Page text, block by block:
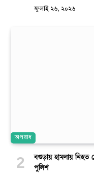
জুলাই ২৬, ২০২৬
অপরাধ
বগুড়ায় হামলায় নিহত
পুলিশ